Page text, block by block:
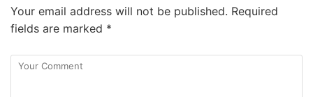
Your email address will not be published. Required
fields are marked *